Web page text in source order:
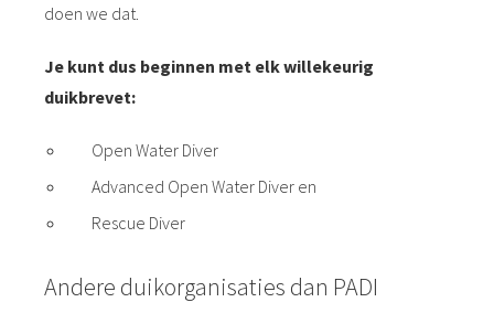
doen we dat.
Je kunt dus beginnen met elk willekeurig
duikbrevet:
Open Water Diver
Advanced Open Water Diver en
Rescue Diver
Andere duikorganisaties dan PADI